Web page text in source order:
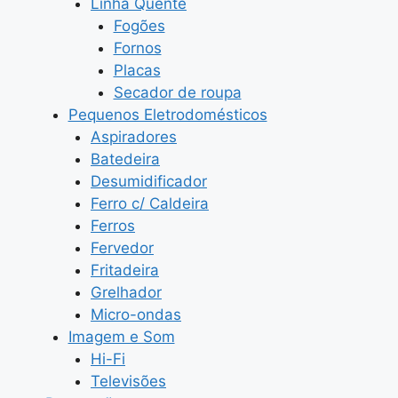
Fogões
Fornos
Placas
Secador de roupa
Pequenos Eletrodomésticos
Aspiradores
Batedeira
Desumidificador
Ferro c/ Caldeira
Ferros
Fervedor
Fritadeira
Grelhador
Micro-ondas
Imagem e Som
Hi-Fi
Televisões